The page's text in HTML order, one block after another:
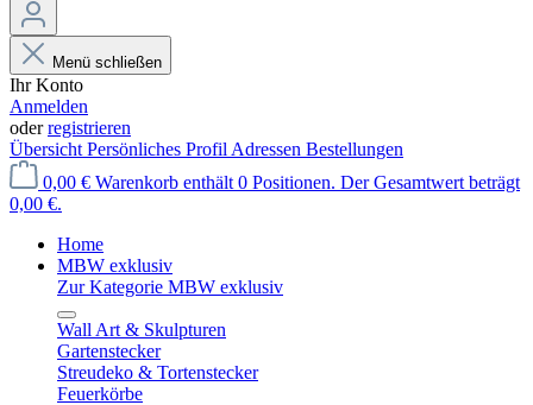
Menü schließen
Ihr Konto
Anmelden
oderregistrieren
Übersicht Persönliches Profil Adressen Bestellungen
0,00 € Warenkorb enthält 0 Positionen. Der Gesamtwert beträgt
0,00 €.
Home
MBW exklusiv
Zur Kategorie MBW exklusiv
Wall Art & Skulpturen
Gartenstecker
Streudeko & Tortenstecker
Feuerkörbe